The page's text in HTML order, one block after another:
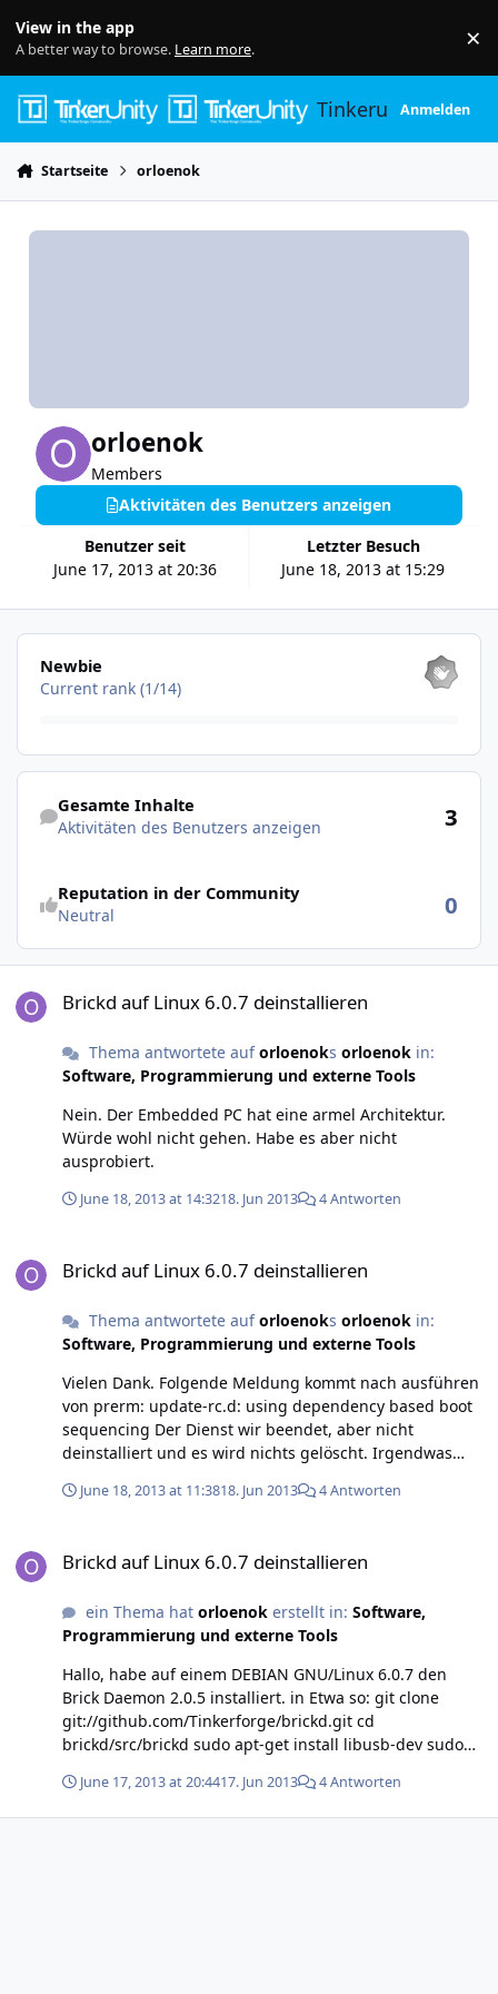
View in the app
A better way to browse. Learn more. ×
TinkerunityAnmelden
Startseite orloenok
orloenok
Members
Benutzer seit
June 17, 2013 at 20:36
Letzter Besuch
June 18, 2013 at 15:29
Aktivitäten des Benutzers anzeigen
Alle anzeigen
Newbie
Current rank (1/14)
Aktivitäten des Benutzers anzeigen
Gesamte Inhalte
Aktivitäten des Benutzers anzeigen 3
Reputation in der Community
Neutral 0
Brickd auf Linux 6.0.7 deinstallieren
Thema antwortete auforloenoks orloenokin:
Software, Programmierung und externe Tools
Nein. Der Embedded PC hat eine armel Architektur.
Würde wohl nicht gehen. Habe es aber nicht
ausprobiert.
June 18, 2013 at 14:3218. Jun 2013 4 Antworten
Brickd auf Linux 6.0.7 deinstallieren
Thema antwortete auforloenoks orloenokin:
Software, Programmierung und externe Tools
Vielen Dank. Folgende Meldung kommt nach ausführen
von prerm: update-rc.d: using dependency based boot
sequencing Der Dienst wir beendet, aber nicht
deinstalliert und es wird nichts gelöscht. Irgendwas
Brickd einen Befehl oder einen Weg, die fehlende Pakte
June 18, 2013 at 11:3818. Jun 2013 4 Antworten
Brickd auf Linux 6.0.7 deinstallieren
ein Thema hat orloenokerstellt in: Software,
Programmierung und externe Tools
Hallo, habe auf einem DEBIAN GNU/Linux 6.0.7 den
Brick Daemon 2.0.5 installiert. in Etwa so: git clone
git://github.com/Tinkerforge/brickd.git cd
brickd/src/brickd sudo apt-get install libusb-dev sudo
sudo apt-get install libudev-dev make sudo make install
Finde aber keine Möglichkeit zur Deinstallation. Wie
June 17, 2013 at 20:4417. Jun 2013 4 Antworten